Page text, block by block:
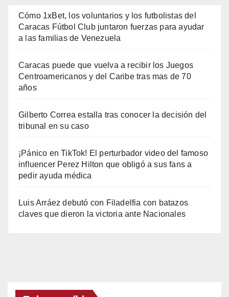
Cómo 1xBet, los voluntarios y los futbolistas del
Caracas Fútbol Club juntaron fuerzas para ayudar
a las familias de Venezuela
Caracas puede que vuelva a recibir los Juegos
Centroamericanos y del Caribe tras mas de 70
años
Gilberto Correa estalla tras conocer la decisión del
tribunal en su caso
¡Pánico en TikTok! El perturbador video del famoso
influencer Perez Hilton que obligó a sus fans a
pedir ayuda médica
Luis Arráez debutó con Filadelfia con batazos
claves que dieron la victoria ante Nacionales